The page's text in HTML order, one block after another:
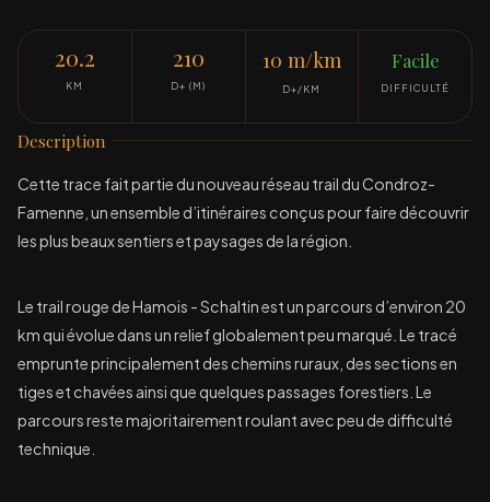
20.2
KM
210
D+ (M)
10 m/km
D+/KM
Facile
DIFFICULTÉ
Description
Cette trace fait partie du nouveau réseau trail du Condroz-
Famenne, un ensemble d’itinéraires conçus pour faire découvrir
les plus beaux sentiers et paysages de la région.
Le trail rouge de Hamois - Schaltin est un parcours d’environ 20
km qui évolue dans un relief globalement peu marqué. Le tracé
emprunte principalement des chemins ruraux, des sections en
tiges et chavées ainsi que quelques passages forestiers. Le
parcours reste majoritairement roulant avec peu de difficulté
technique.